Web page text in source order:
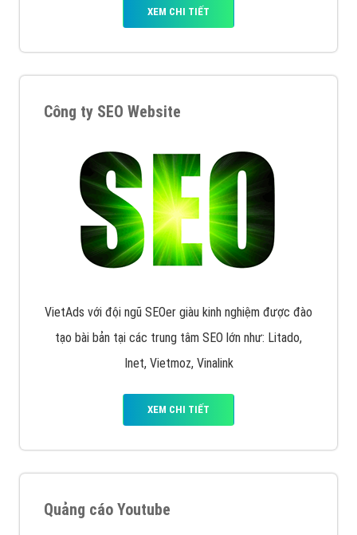
XEM CHI TIẾT
Công ty SEO Website
VietAds với đội ngũ SEOer giàu kinh nghiệm được đào
tạo bài bản tại các trung tâm SEO lớn như: Litado,
Inet, Vietmoz, Vinalink
XEM CHI TIẾT
Quảng cáo Youtube